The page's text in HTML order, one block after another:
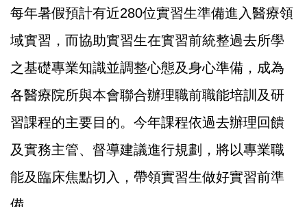
每年暑假預計有近280位實習生準備進入醫療領
域實習，而協助實習生在實習前統整過去所學
之基礎專業知識並調整心態及身心準備 ，成為
各醫療院所與本會聯合辦理職前職能培訓及研
習課程的主要目的。今年課程依過去辦理回饋
及實務主管、督導建議進行規劃，將以專業職
能及臨床焦點切入，帶領實習生做好實習前準